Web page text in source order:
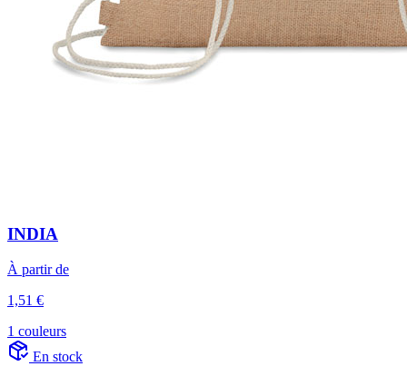
INDIA
À partir de
1,51 €
1 couleurs
En stock